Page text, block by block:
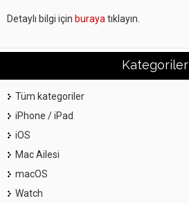
Detaylı bilgi için buraya tıklayın.
Kategoriler
Tüm kategoriler
iPhone / iPad
iOS
Mac Ailesi
macOS
Watch